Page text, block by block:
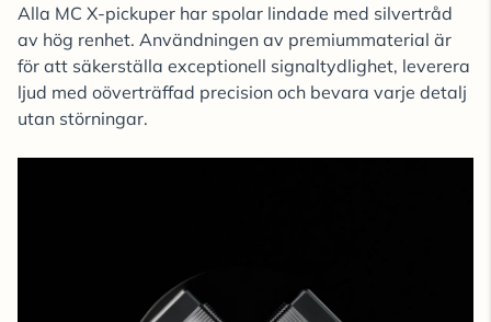
Alla MC X-pickuper har spolar lindade med silvertråd
av hög renhet. Användningen av premiummaterial är
för att säkerställa exceptionell signaltydlighet, leverera
ljud med oöverträffad precision och bevara varje detalj
utan störningar.